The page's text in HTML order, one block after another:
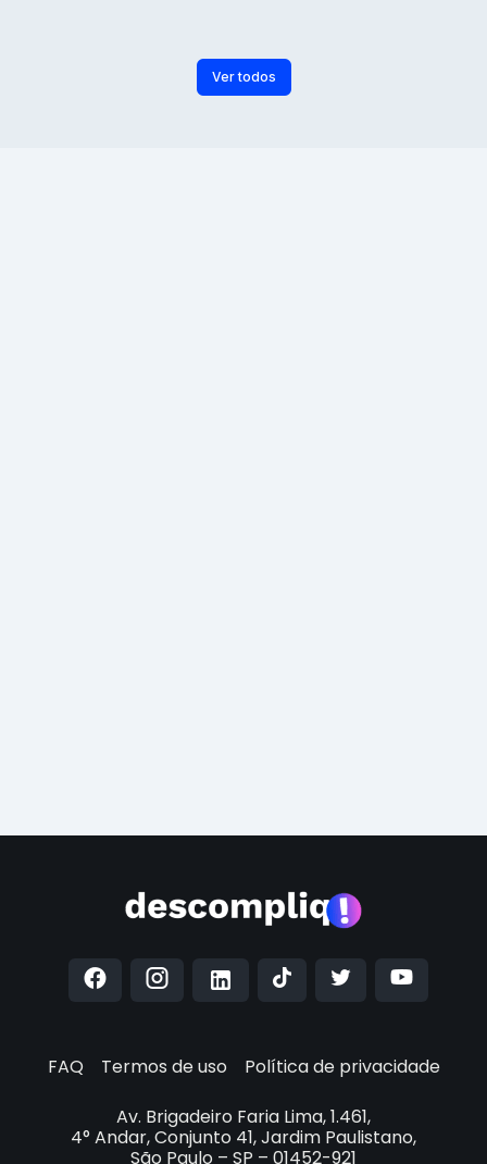
Ver todos
FAQ Termos de uso
Política de privacidade
Av. Brigadeiro Faria Lima, 1.461,
4° Andar, Conjunto 41, Jardim Paulistano,
São Paulo – SP – 01452-921